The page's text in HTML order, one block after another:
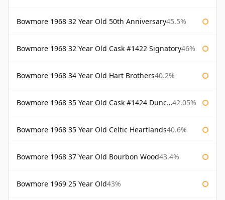
Bowmore 1968 32 Year Old 50th Anniversary45.5%
Bowmore 1968 32 Year Old Cask #1422 Signatory46%
Bowmore 1968 34 Year Old Hart Brothers40.2%
Bowmore 1968 35 Year Old Cask #1424 Duncan Taylor 42.05%
Bowmore 1968 35 Year Old Celtic Heartlands40.6%
Bowmore 1968 37 Year Old Bourbon Wood43.4%
Bowmore 1969 25 Year Old43%